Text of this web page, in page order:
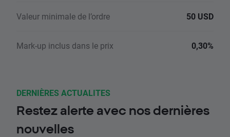
Valeur minimale de l’ordre 50 USD
Mark-up inclus dans le prix 0,30%
DERNIÈRES ACTUALITES
Restez alerte avec nos dernières
nouvelles